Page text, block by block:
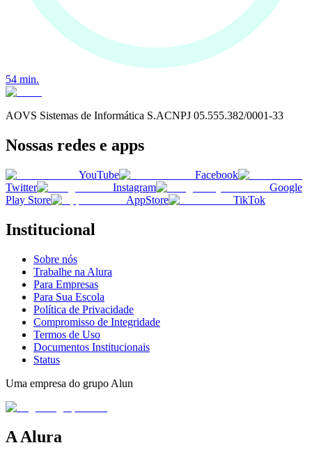
54 min.
AOVS Sistemas de Informática S.ACNPJ 05.555.382/0001-33
Nossas redes e apps
YouTube
Facebook
Twitter
Instagram
Google
Play Store
AppStore TikTok
Institucional
Sobre nós
Trabalhe na Alura
Para Empresas
Para Sua Escola
Política de Privacidade
Compromisso de Integridade
Termos de Uso
Documentos Institucionais
Status
Uma empresa do grupo Alun
A Alura